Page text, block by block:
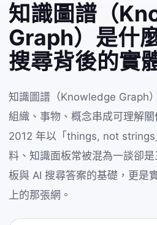
知識圖譜（
Graph）是什
搜尋背後的實
知識圖譜（Knowledge Graph
組織、事物、概念串成可理解關
2012 年以「things, not strings
料、知識面板常被混為一談卻
板與 AI 搜尋答案的基礎，更是
上的那張網。